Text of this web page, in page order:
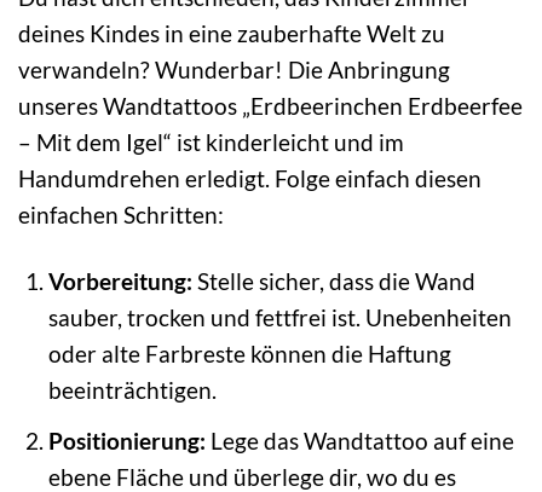
deines Kindes in eine zauberhafte Welt zu
verwandeln? Wunderbar! Die Anbringung
unseres Wandtattoos „Erdbeerinchen Erdbeerfee
– Mit dem Igel“ ist kinderleicht und im
Handumdrehen erledigt. Folge einfach diesen
einfachen Schritten:
Vorbereitung: Stelle sicher, dass die Wand
sauber, trocken und fettfrei ist. Unebenheiten
oder alte Farbreste können die Haftung
beeinträchtigen.
Positionierung: Lege das Wandtattoo auf eine
ebene Fläche und überlege dir, wo du es